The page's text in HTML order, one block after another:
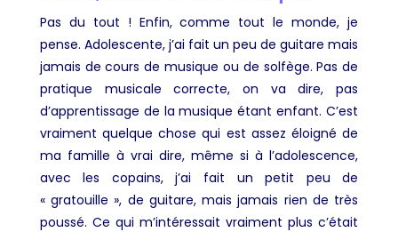
Pas du tout ! Enfin, comme tout le monde, je
pense. Adolescente, j’ai fait un peu de guitare mais
jamais de cours de musique ou de solfège. Pas de
pratique musicale correcte, on va dire, pas
d’apprentissage de la musique étant enfant. C’est
vraiment quelque chose qui est assez éloigné de
ma famille à vrai dire, même si à l’adolescence,
avec les copains, j’ai fait un petit peu de
« gratouille », de guitare, mais jamais rien de très
poussé. Ce qui m’intéressait vraiment plus c’était